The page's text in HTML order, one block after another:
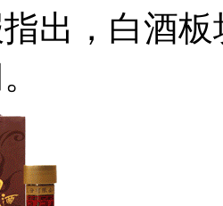
出，白酒